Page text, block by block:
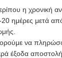
η χρονική
ημέρες μετά
να
έξοδα